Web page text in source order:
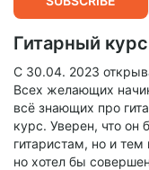
Гитарный
С 30.04. 2023
Всех желающих
всё знающих про
курс. Уверен, что он
гитаристам, но и тем
но хотел бы